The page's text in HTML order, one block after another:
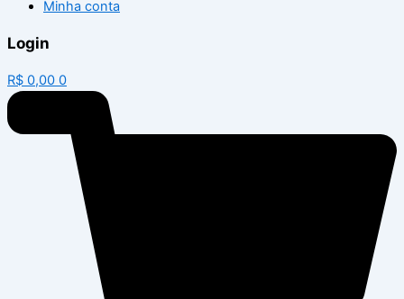
Minha conta
Login
R$ 0,00 0